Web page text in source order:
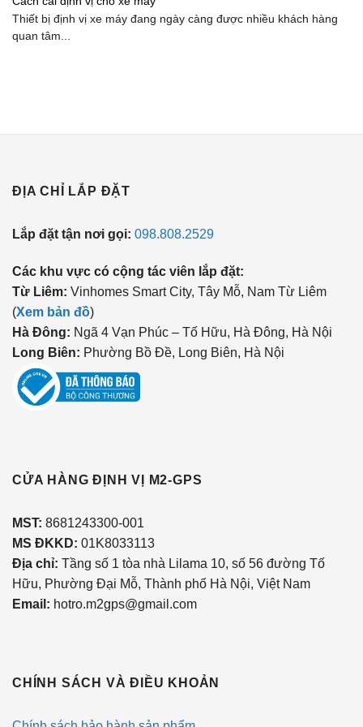
Thiết bị định vị xe máy đang ngày càng được nhiều khách hàng
quan tâm...
ĐỊA CHỈ LẮP ĐẶT
Lắp đặt tận nơi gọi: 098.808.2529
Các khu vực có cộng tác viên lắp đặt:
Từ Liêm: Vinhomes Smart City, Tây Mỗ, Nam Từ Liêm
(Xem bản đồ)
Hà Đông: Ngã 4 Vạn Phúc – Tố Hữu, Hà Đông, Hà Nội
Long Biên: Phường Bồ Đề, Long Biên, Hà Nội
CỬA HÀNG ĐỊNH VỊ M2-GPS
MST: 8681243300-001
MS ĐKKD: 01K8033113
Địa chỉ: Tầng số 1 tòa nhà Lilama 10, số 56 đường Tố
Hữu, Phường Đại Mỗ, Thành phố Hà Nội, Việt Nam
Email: hotro.m2gps@gmail.com
CHÍNH SÁCH VÀ ĐIỀU KHOẢN